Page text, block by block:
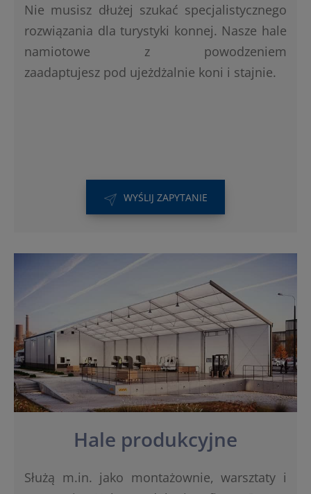
Nie musisz dłużej szukać specjalistycznego
rozwiązania dla turystyki konnej. Nasze hale
namiotowe z powodzeniem
zaadaptujesz pod ujeżdżalnie koni i stajnie.
WYŚLIJ ZAPYTANIE
Hale produkcyjne
Służą m.in. jako montażownie, warsztaty i